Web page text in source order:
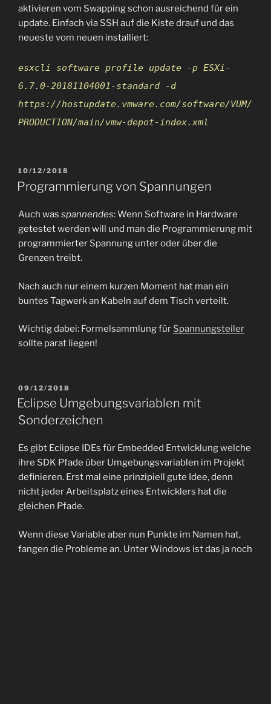
aktivieren vom Swapping schon ausreichend für ein
update. Einfach via SSH auf die Kiste drauf und das
neueste vom neuen installiert:
esxcli software profile update -p ESXi-
6.7.0-20181104001-standard -d
https://hostupdate.vmware.com/software/VUM/
PRODUCTION/main/vmw-depot-index.xml
VERÖFFENTLICHT
AM
10/12/2018
Programmierung von Spannungen
Auch was spannendes: Wenn Software in Hardware
getestet werden will und man die Programmierung mit
programmierter Spannung unter oder über die
Grenzen treibt.
Nach auch nur einem kurzen Moment hat man ein
buntes Tagwerk an Kabeln auf dem Tisch verteilt.
Wichtig dabei: Formelsammlung für Spannungsteiler
sollte parat liegen!
VERÖFFENTLICHT
AM
09/12/2018
Eclipse Umgebungsvariablen mit
Sonderzeichen
Es gibt Eclipse IDEs für Embedded Entwicklung welche
ihre SDK Pfade über Umgebungsvariablen im Projekt
definieren. Erst mal eine prinzipiell gute Idee, denn
nicht jeder Arbeitsplatz eines Entwicklers hat die
gleichen Pfade.
Wenn diese Variable aber nun Punkte im Namen hat,
fangen die Probleme an. Unter Windows ist das ja noch